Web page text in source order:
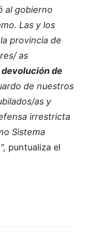
al gobierno
Las y los
provincia de
as
de
de nuestros
as y
irrestricta
Sistema
puntualiza el